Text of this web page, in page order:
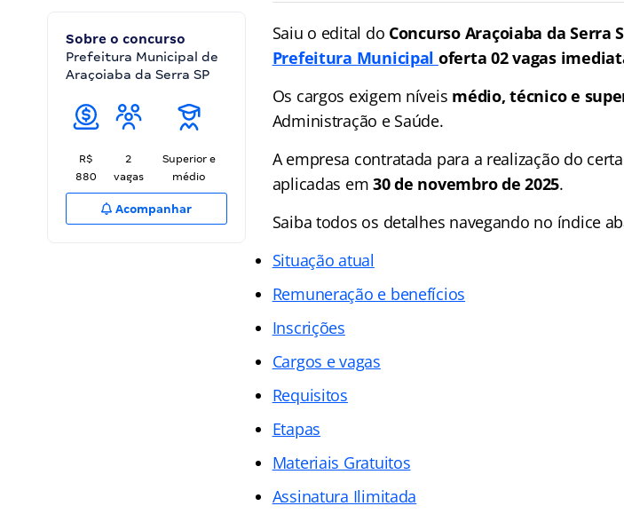
Sobre o concurso
Prefeitura Municipal de
Araçoiaba da Serra SP
R$
880
2
vagas
Superior e
médio
Acompanhar
Saiu o edital do Concurso Araçoiaba da Serra
Prefeitura Municipal oferta 02 vagas
Os cargos exigem níveis médio, técnico e
Administração e Saúde.
A empresa contratada para a realização do
aplicadas em30 de novembro de 2025.
Saiba todos os detalhes navegando no índice
Situação atual
Remuneração e benefícios
Inscrições
Cargos e vagas
Requisitos
Etapas
Materiais Gratuitos
Assinatura Ilimitada